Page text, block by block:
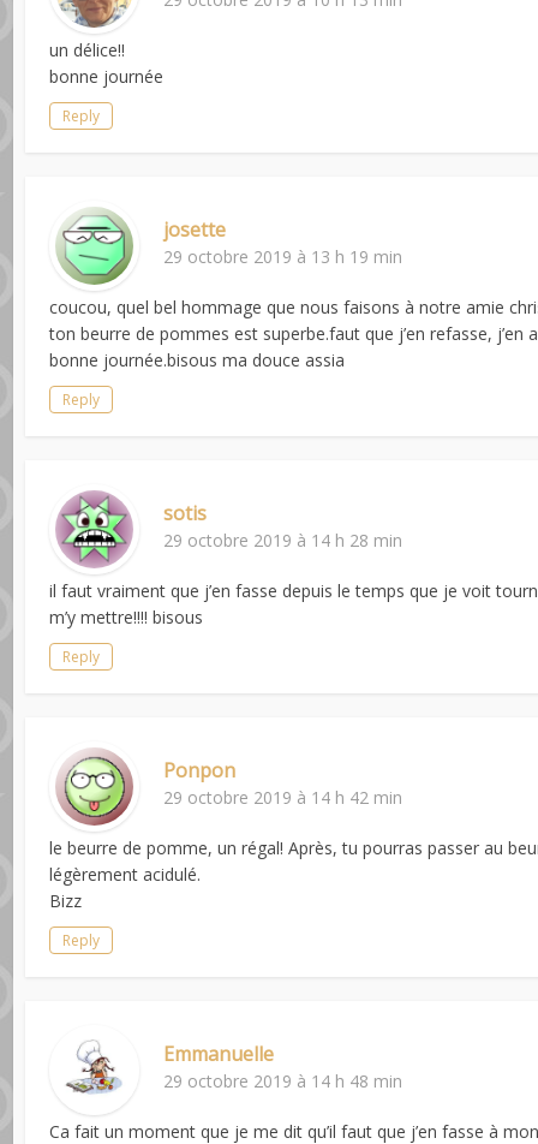
un délice!!
bonne journée
Reply
josette
29 octobre 2019 à 13 h 19 min
coucou, quel bel hommage que nous faisons à notre amie
ton beurre de pommes est superbe.faut que j’en refasse, j’en
bonne journée.bisous ma douce assia
Reply
sotis
29 octobre 2019 à 14 h 28 min
il faut vraiment que j’en fasse depuis le temps que je voit
m’y mettre!!!! bisous
Reply
Ponpon
29 octobre 2019 à 14 h 42 min
le beurre de pomme, un régal! Après, tu pourras passer au
légèrement acidulé.
Bizz
Reply
Emmanuelle
29 octobre 2019 à 14 h 48 min
Ca fait un moment que je me dit qu’il faut que j’en fasse à